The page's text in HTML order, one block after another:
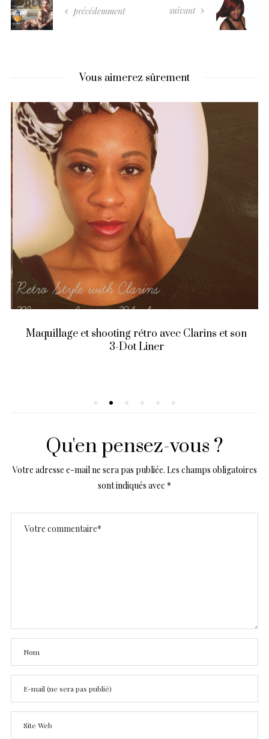
précédemment suivant
Vous aimerez sûrement
Maquillage et shooting rétro avec Clarins et son
3-Dot Liner
Qu'en pensez-vous ?
Votre adresse e-mail ne sera pas publiée. Les champs obligatoires
sont indiqués avec *